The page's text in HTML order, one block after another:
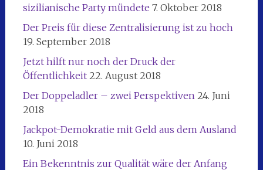
sizilianische Party mündete 7. Oktober 2018
Der Preis für diese Zentralisierung ist zu hoch
19. September 2018
Jetzt hilft nur noch der Druck der
Öffentlichkeit 22. August 2018
Der Doppeladler – zwei Perspektiven 24. Juni
2018
Jackpot-Demokratie mit Geld aus dem Ausland
10. Juni 2018
Ein Bekenntnis zur Qualität wäre der Anfang